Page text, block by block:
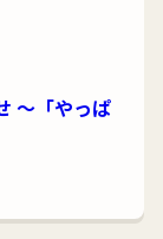
～「やっぱ